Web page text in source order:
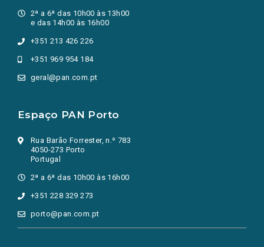
2ª a 6ª das 10h00 às 13h00
e das 14h00 às 16h00
+351 213 426 226
+351 969 954 184
geral@pan.com.pt
Espaço PAN Porto
Rua Barão Forrester, n.º 783
4050-273 Porto
Portugal
2ª a 6ª das 10h00 às 16h00
+351 228 329 273
porto@pan.com.pt